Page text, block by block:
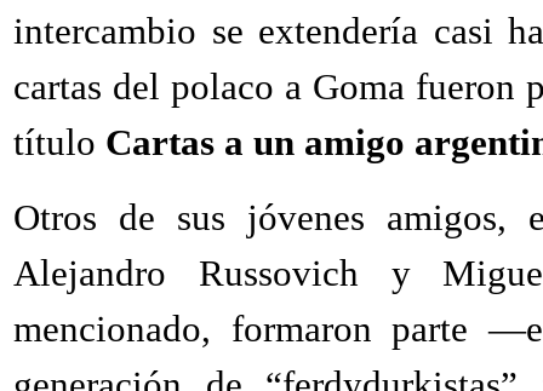
intercambio se extendería casi
cartas del polaco a Goma fueron
título Cartas a un amigo
Otros de sus jóvenes amigos,
Alejandro Russovich y
mencionado, formaron parte